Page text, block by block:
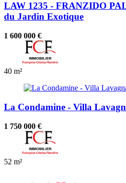
LAW 1235 - FRANZIDO
du Jardin Exotique
1 600 000 €
40 m²
La Condamine - Villa
1 750 000 €
52 m²